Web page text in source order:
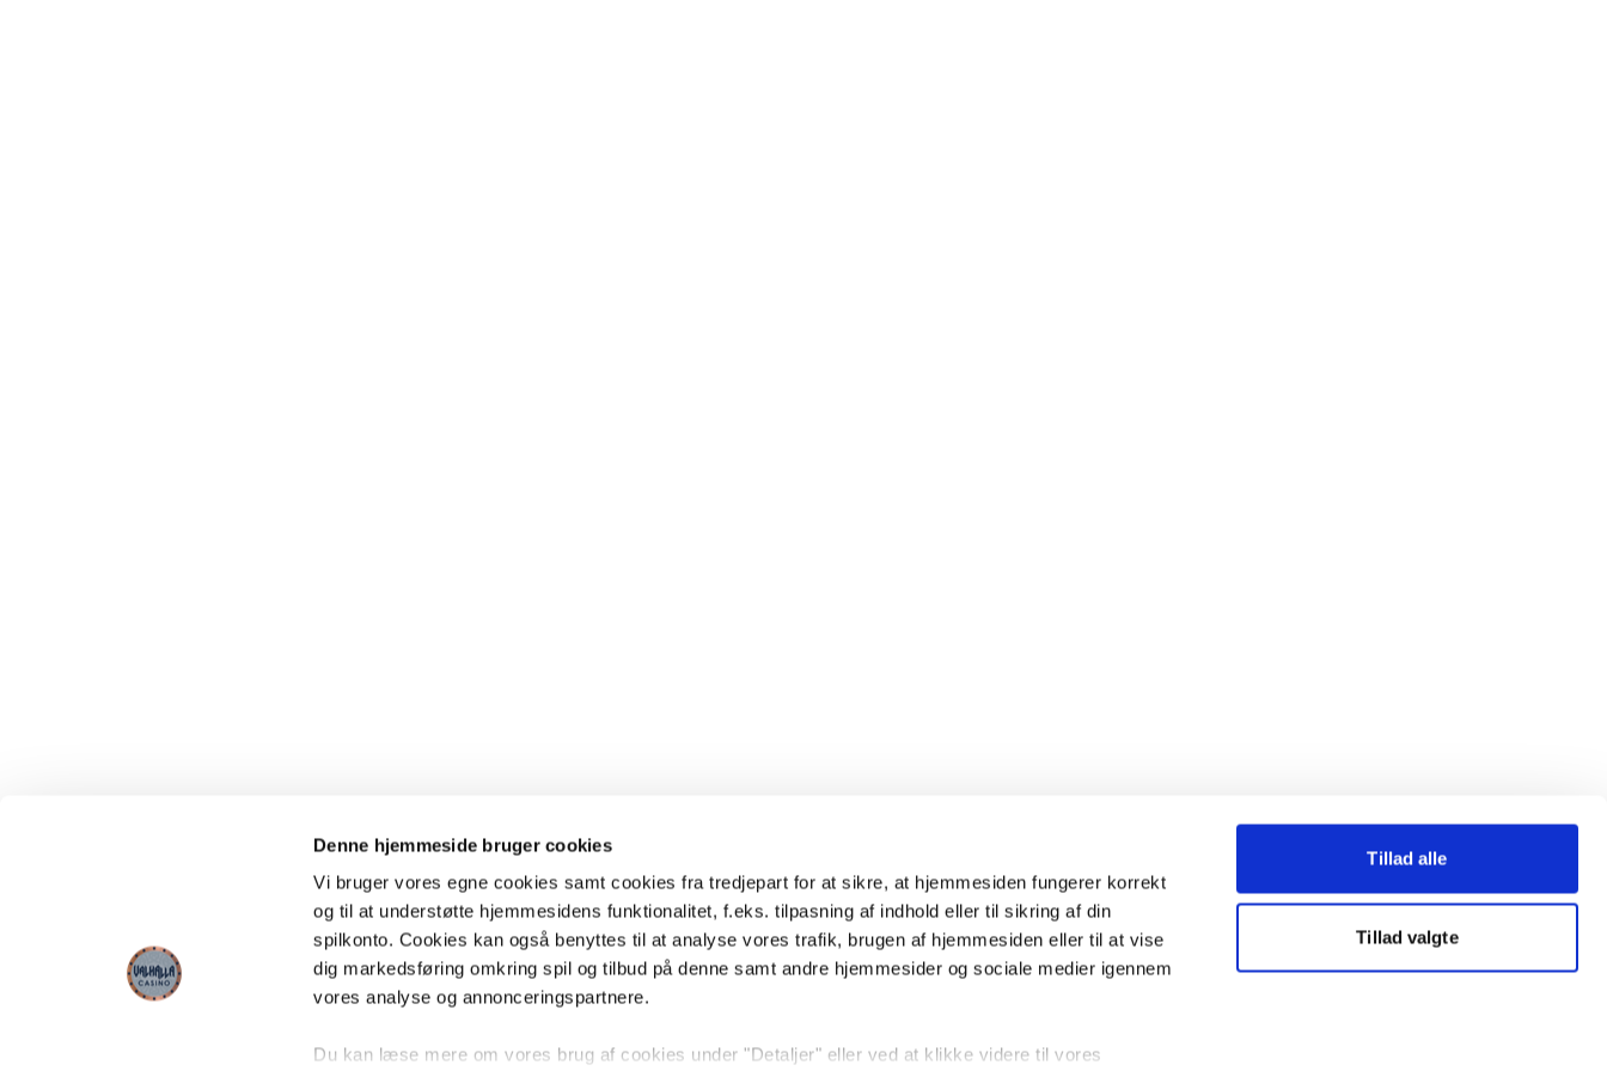
Denne hjemmeside bruger cookies
Vi bruger vores egne cookies samt cookies fra tredjepart for at sikre, at hjemmesiden fungerer korrekt
og til at understøtte hjemmesidens funktionalitet, f.eks. tilpasning af indhold eller til sikring af din
spilkonto. Cookies kan også benyttes til at analyse vores trafik, brugen af hjemmesiden eller til at vise
dig markedsføring omkring spil og tilbud på denne samt andre hjemmesider og sociale medier igennem
vores analyse og annonceringspartnere.
Du kan læse mere om vores brug af cookies under "Detaljer" eller ved at klikke videre til vores
Tillad alle
Tillad valgte